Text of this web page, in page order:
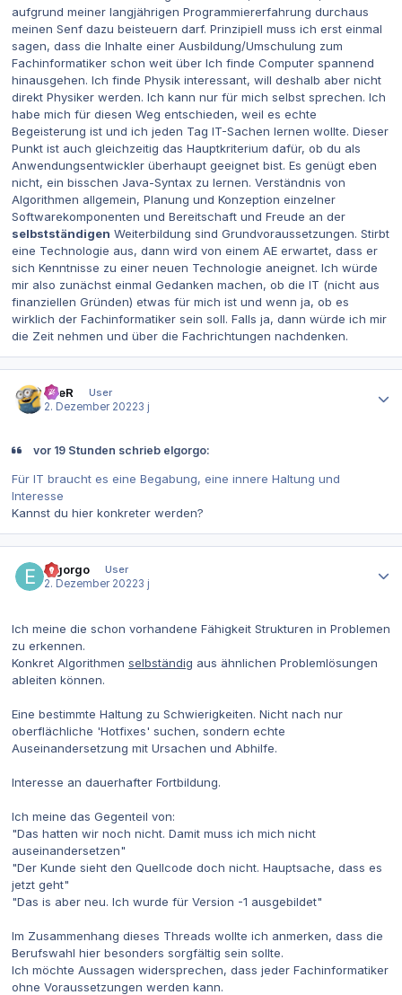
aufgrund meiner langjährigen Programmiererfahrung durchaus
meinen Senf dazu beisteuern darf. Prinzipiell muss ich erst einmal
sagen, dass die Inhalte einer Ausbildung/Umschulung zum
Fachinformatiker schon weit über Ich finde Computer spannend
hinausgehen. Ich finde Physik interessant, will deshalb aber nicht
direkt Physiker werden. Ich kann nur für mich selbst sprechen. Ich
habe mich für diesen Weg entschieden, weil es echte
Begeisterung ist und ich jeden Tag IT-Sachen lernen wollte. Dieser
Punkt ist auch gleichzeitig das Hauptkriterium dafür, ob du als
Anwendungsentwickler überhaupt geeignet bist. Es genügt eben
nicht, ein bisschen Java-Syntax zu lernen. Verständnis von
Algorithmen allgemein, Planung und Konzeption einzelner
Softwarekomponenten und Bereitschaft und Freude an der
selbstständigen Weiterbildung sind Grundvoraussetzungen. Stirbt
eine Technologie aus, dann wird von einem AE erwartet, dass er
sich Kenntnisse zu einer neuen Technologie aneignet. Ich würde
mir also zunächst einmal Gedanken machen, ob die IT (nicht aus
finanziellen Gründen) etwas für mich ist und wenn ja, ob es
wirklich der Fachinformatiker sein soll. Falls ja, dann würde ich mir
die Zeit nehmen und über die Fachrichtungen nachdenken.
eneR
User
2. Dezember 20223 j
vor 19 Stunden schrieb elgorgo:
Für IT braucht es eine Begabung, eine innere Haltung und
Interesse
Kannst du hier konkreter werden?
elgorgo
User
2. Dezember 20223 j
Ich meine die schon vorhandene Fähigkeit Strukturen in Problemen
zu erkennen.
Konkret Algorithmen selbständig aus ähnlichen Problemlösungen
ableiten können.
Eine bestimmte Haltung zu Schwierigkeiten. Nicht nach nur
oberflächliche 'Hotfixes' suchen, sondern echte
Auseinandersetzung mit Ursachen und Abhilfe.
Interesse an dauerhafter Fortbildung.
Ich meine das Gegenteil von:
"Das hatten wir noch nicht. Damit muss ich mich nicht
auseinandersetzen"
"Der Kunde sieht den Quellcode doch nicht. Hauptsache, dass es
jetzt geht"
"Das is aber neu. Ich wurde für Version -1 ausgebildet"
Im Zusammenhang dieses Threads wollte ich anmerken, dass die
Berufswahl hier besonders sorgfältig sein sollte.
Ich möchte Aussagen widersprechen, dass jeder Fachinformatiker
ohne Voraussetzungen werden kann.